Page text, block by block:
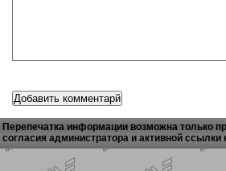
Перепечатка информации возможна только
согласия администратора и активной ссылки